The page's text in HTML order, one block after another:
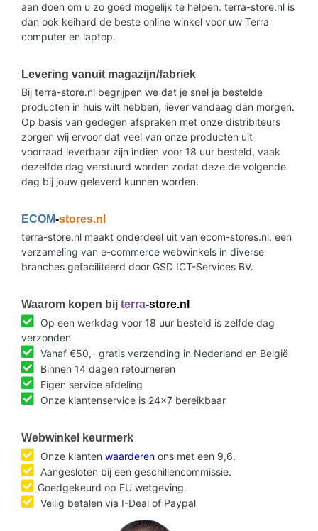
aan doen om u zo goed mogelijk te helpen. terra-store.nl is
dan ook keihard de beste online winkel voor uw Terra
computer en laptop.
Levering vanuit magazijn/fabriek
Bij terra-store.nl begrijpen we dat je snel je bestelde
producten in huis wilt hebben, liever vandaag dan morgen.
Op basis van gedegen afspraken met onze distribiteurs
zorgen wij ervoor dat veel van onze producten uit
voorraad leverbaar zijn indien voor 18 uur besteld, vaak
dezelfde dag verstuurd worden zodat deze de volgende
dag bij jouw geleverd kunnen worden.
ECOM-stores.nl
terra-store.nl maakt onderdeel uit van ecom-stores.nl, een
verzameling van e-commerce webwinkels in diverse
branches gefaciliteerd door GSD ICT-Services BV.
Waarom kopen bij terra-store.nl
Op een werkdag voor 18 uur besteld is zelfde dag
verzonden
Vanaf €50,- gratis verzending in Nederland en België
Binnen 14 dagen retourneren
Eigen service afdeling
Onze klantenservice is 24x7 bereikbaar
Webwinkel keurmerk
Onze klanten waarderen ons met een 9,6.
Aangesloten bij een geschillencommissie.
Goedgekeurd op EU wetgeving.
Veilig betalen via I-Deal of Paypal